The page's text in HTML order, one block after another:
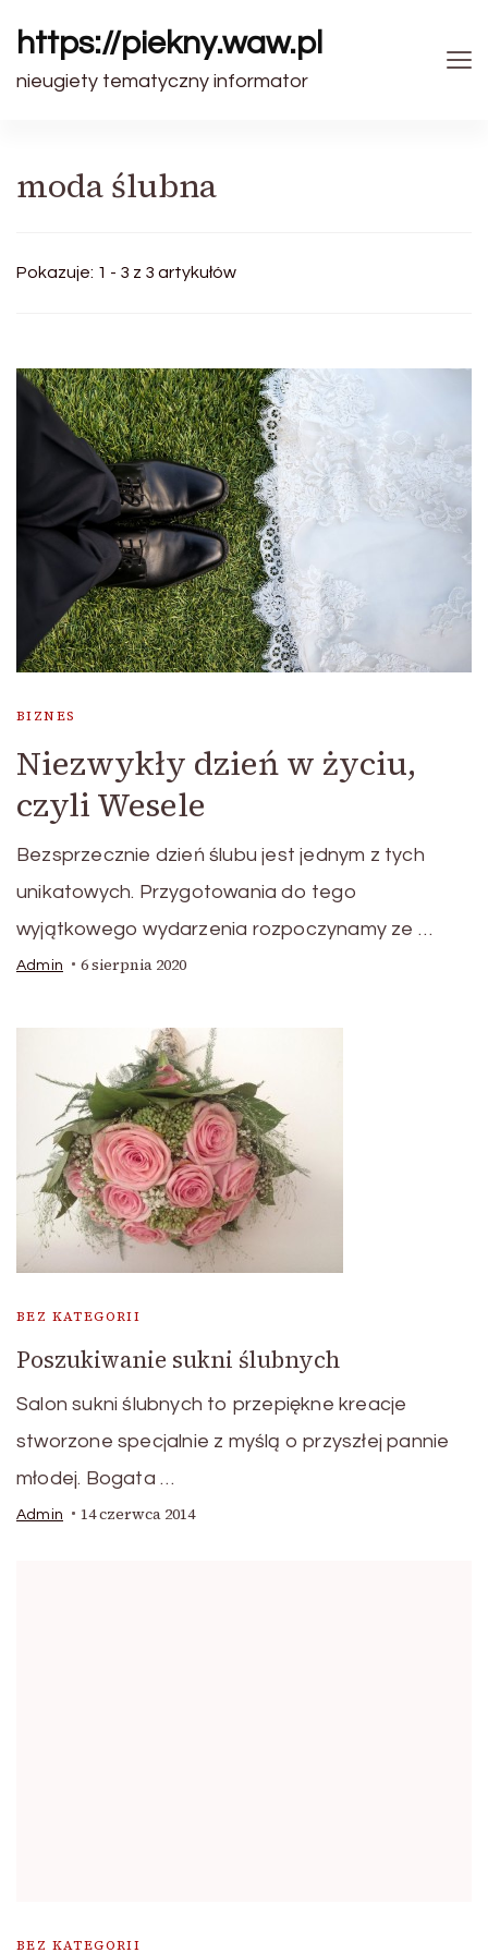
https://piekny.waw.pl
nieugiety tematyczny informator
moda ślubna
Pokazuje: 1 - 3 z 3 artykułów
BIZNES
Niezwykły dzień w życiu,
czyli Wesele
Bezsprzecznie dzień ślubu jest jednym z tych
unikatowych. Przygotowania do tego
wyjątkowego wydarzenia rozpoczynamy ze …
Admin 6 sierpnia 2020
BEZ KATEGORII
Poszukiwanie sukni ślubnych
Salon sukni ślubnych to przepiękne kreacje
stworzone specjalnie z myślą o przyszłej pannie
młodej. Bogata …
Admin 14 czerwca 2014
BEZ KATEGORII